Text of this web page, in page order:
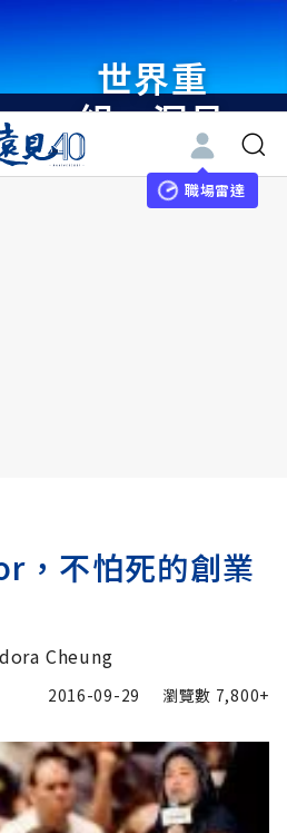
世界重
組・洞見
未來 與
世界領袖
職場雷達
，不怕死的創業
Cheung
2016-09-29 瀏覽數 7,800+